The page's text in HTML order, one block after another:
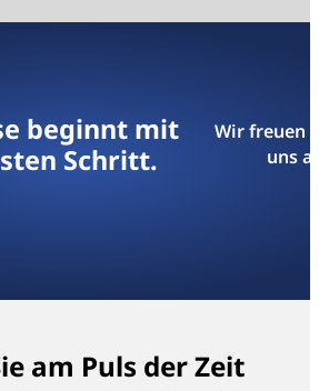
beginnt mit
Schritt.
Wir freuen
uns
am Puls der Zeit